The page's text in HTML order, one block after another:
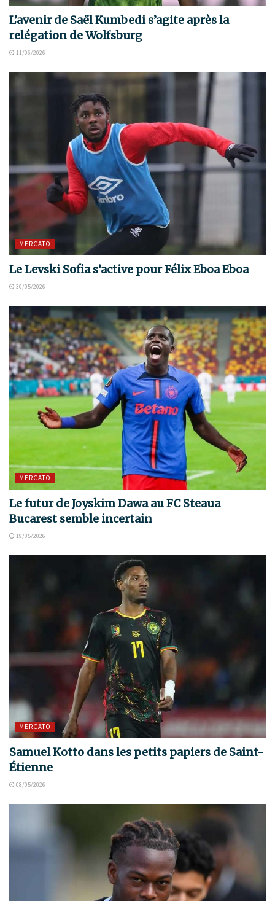
L’avenir de Saël Kumbedi s’agite après la
relégation de Wolfsburg
11/06/2026
MERCATO
Le Levski Sofia s’active pour Félix Eboa Eboa
30/05/2026
MERCATO
Le futur de Joyskim Dawa au FC Steaua
Bucarest semble incertain
19/05/2026
MERCATO
Samuel Kotto dans les petits papiers de Saint-
Étienne
08/05/2026